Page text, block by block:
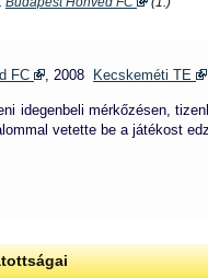
FC , 2008 Kecskeméti TE
idegenbeli mérkőzésen,
vetette be a játékost